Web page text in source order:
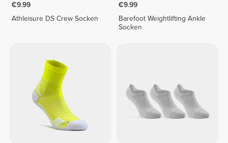
€9.99
Athleisure DS Crew Socken
€9.99
Barefoot Weightlifting Ankle
Socken